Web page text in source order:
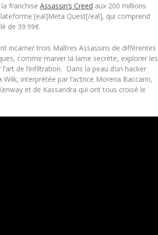
la franchiseAssassin’s Creed aux 200 millions
[eal]Meta Quest[/eal], qui comprend
de 39.99€.
incarner trois Maîtres Assassins de différentes
comme manier la lame secrète, explorer les
de l’infiltration. Dans la peau d’un hacker
interprétée par l’actrice Morena Baccarin,
et de Kassandra qui ont tous croisé le